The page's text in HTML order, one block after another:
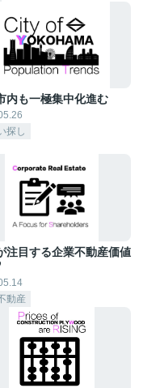
内も一極集中化進む
探し
注目する企業不動産価値
動産